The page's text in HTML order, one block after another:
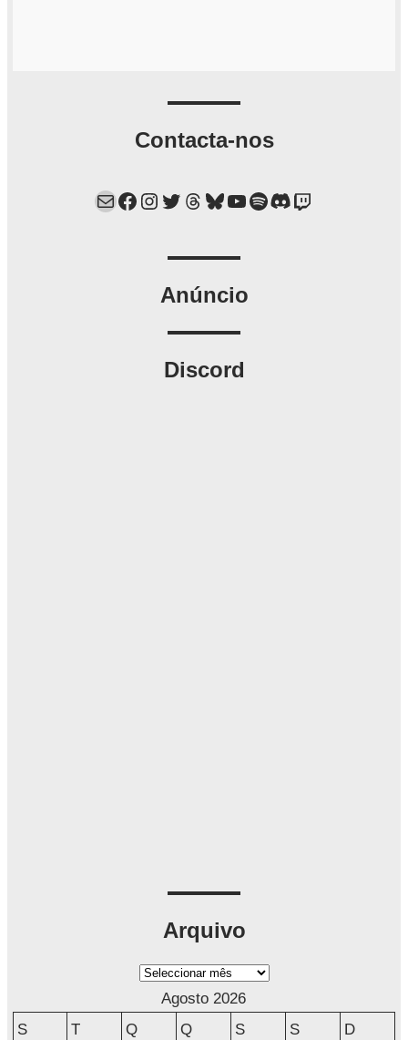
Contacta-nos
Mail Facebook Instagram Twitter Threads Bluesky YouTube Spotify Discord Twitch
Anúncio
Discord
Arquivo
A
Agosto 2026
S
T Q Q S S D